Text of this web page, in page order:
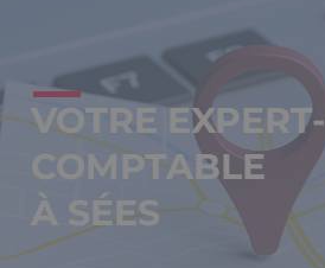
VOTRE EXPERT-
COMPTABLE
À SÉES